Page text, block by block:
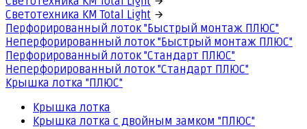
Светотехника КМ Total Light
Перфорированный лоток "Быстрый монтаж ПЛЮС"
Неперфорированный лоток "Быстрый монтаж ПЛЮС"
Перфорированный лоток "Стандарт ПЛЮС"
Неперфорированный лоток "Стандарт ПЛЮС"
Крышка лотка "ПЛЮС"
Крышка лотка
Крышка лотка с двойным замком "ПЛЮС"